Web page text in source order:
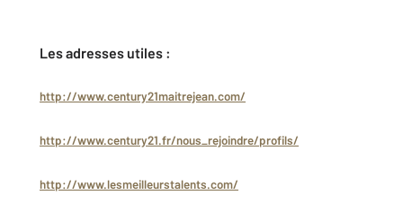
Les adresses utiles :
http://www.century21maitrejean.com/
http://www.century21.fr/nous_rejoindre/profils/
http://www.lesmeilleurstalents.com/